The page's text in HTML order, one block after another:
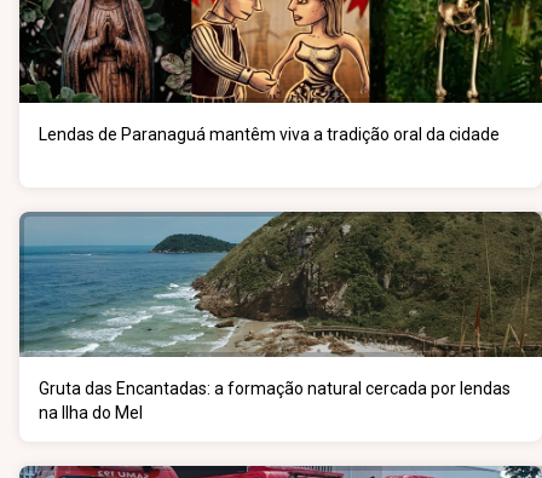
Lendas de Paranaguá mantêm viva a tradição oral da cidade
Gruta das Encantadas: a formação natural cercada por lendas
na Ilha do Mel